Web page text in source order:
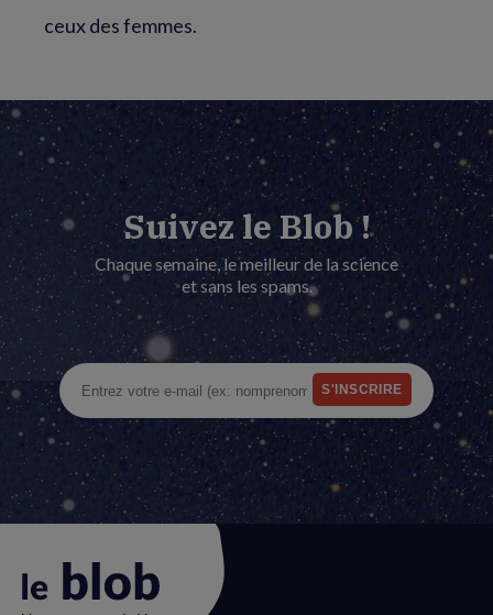
ceux des femmes.
Suivez le Blob !
Chaque semaine, le meilleur de la science
et sans les spams.